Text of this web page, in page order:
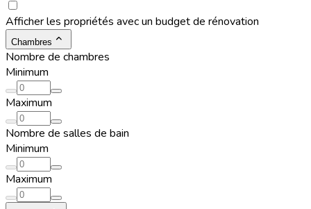
Afficher les propriétés avec un budget de rénovation
Chambres
Nombre de chambres
Minimum
Maximum
Nombre de salles de bain
Minimum
Maximum